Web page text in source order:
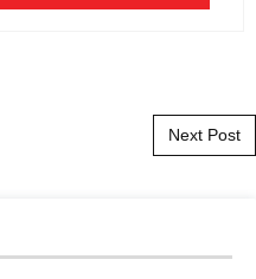
Next Post